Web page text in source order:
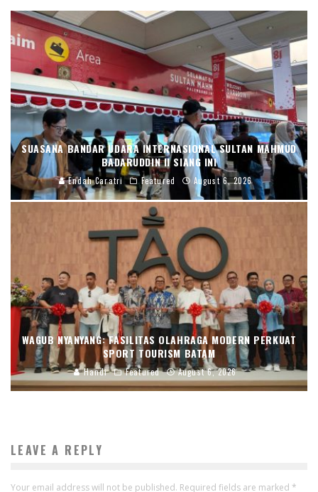
SUASANA BANDAR UDARA INTERNASIONAL SULTAN MAHMUD
BADARUDDIN II SIANG INI
Endah Caratri Featured August 6, 2026
WAGUB NYANYANG: FASILITAS OLAHRAGA MODERN PERKUAT
SPORT TOURISM BATAM
Handi Featured August 6, 2026
LEAVE A REPLY
Your email address will not be published. Required fields are marked *